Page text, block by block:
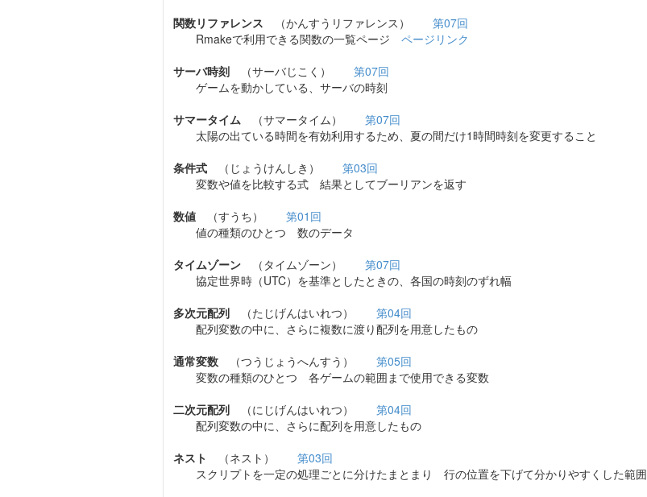
関数リファレンス （かんすうリファレンス） 第07回
Rmakeで利用できる関数の一覧ページ ページリンク
サーバ時刻 （サーバじこく） 第07回
ゲームを動かしている、サーバの時刻
サマータイム （サマータイム） 第07回
太陽の出ている時間を有効利用するため、夏の間だけ1時間時刻を変更すること
条件式 （じょうけんしき） 第03回
変数や値を比較する式 結果としてブーリアンを返す
数値 （すうち） 第01回
値の種類のひとつ 数のデータ
タイムゾーン （タイムゾーン） 第07回
協定世界時（UTC）を基準としたときの、各国の時刻のずれ幅
多次元配列 （たじげんはいれつ） 第04回
配列変数の中に、さらに複数に渡り配列を用意したもの
通常変数 （つうじょうへんすう） 第05回
変数の種類のひとつ 各ゲームの範囲まで使用できる変数
二次元配列 （にじげんはいれつ） 第04回
配列変数の中に、さらに配列を用意したもの
ネスト （ネスト） 第03回
スクリプトを一定の処理ごとに分けたまとまり 行の位置を下げて分かりやすくした範囲